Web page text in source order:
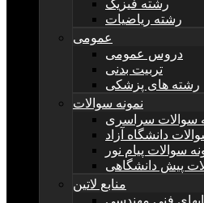
رشته فیزیک
رشته ریاضیات
عمومی
دروس عمومی
تربیت بدنی
رشته های پزشکی
نمونه سوالات
سوالات سراسری
دانشگاه آزاد
سوالات پیام نور
پیش دانشگاهی
منابع لاتین
فنی مهندسی